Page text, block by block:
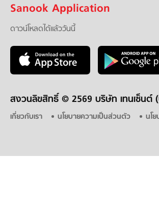
Sanook Application
ดาวน์โหลดได้แล้ววันนี้
สงวนลิขสิทธิ์ © 2569 บริษัท เทนเซ็นต์
เกี่ยวกับเรา นโยบายความเป็นส่วนตัว นโ